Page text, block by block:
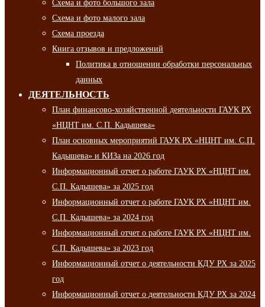
Схема и фото большого зала
Схема и фото малого зала
Схема проезда
Книга отзывов и предложений
Политика в отношении обработки персональных
данных
ДЕЯТЕЛЬНОСТЬ
План финансово-хозяйственной деятельности ГАУК РХ
«НЦНТ им. С.П. Кадышева»
План основных мероприятий ГАУК РХ «НЦНТ им. С.П.
Кадышева» и КИЗа на 2026 год
Информационный отчет о работе ГАУК РХ «НЦНТ им.
С.П. Кадышева» за 2025 год
Информационный отчет о работе ГАУК РХ «НЦНТ им.
С.П. Кадышева» за 2024 год
Информационный отчет о работе ГАУК РХ «НЦНТ им.
С.П. Кадышева» за 2023 год
Информационный отчет о деятельности КДУ РХ за 2025
год
Информационный отчет о деятельности КДУ РХ за 2024